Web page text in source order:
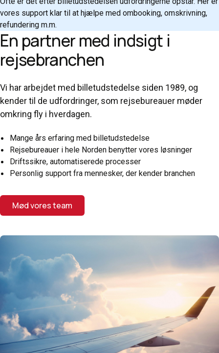
vores support klar til at hjælpe med ombooking, omskrivning,
refundering m.m.
En partner med indsigt i
rejsebranchen
Vi har arbejdet med billetudstedelse siden 1989, og
kender til de udfordringer, som rejsebureauer møder
omkring fly i hverdagen.
Mange års erfaring med billetudstedelse
Rejsebureauer i hele Norden benytter vores løsninger
Driftssikre, automatiserede processer
Personlig support fra mennesker, der kender branchen
Mød vores team